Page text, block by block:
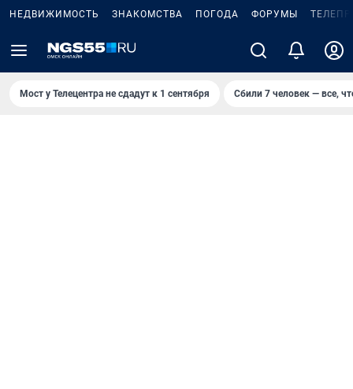
НЕДВИЖИМОСТЬ ЗНАКОМСТВА ПОГОДА ФОРУМЫ
Мост у Телецентра не сдадут к 1 сентября Сбили 7 человек — все,